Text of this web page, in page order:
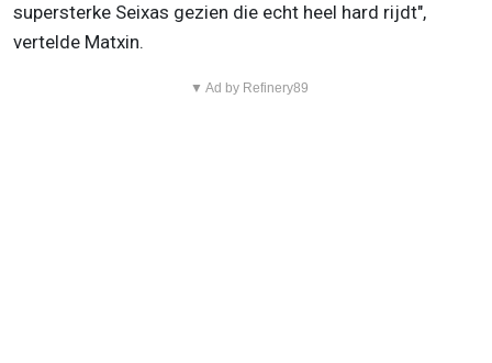
supersterke Seixas gezien die echt heel hard rijdt",
vertelde Matxin.
▼ Ad by Refinery89